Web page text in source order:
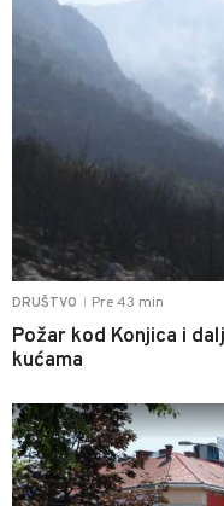
DRUŠTVO Pre 43 min
Požar kod Konjica i
kućama